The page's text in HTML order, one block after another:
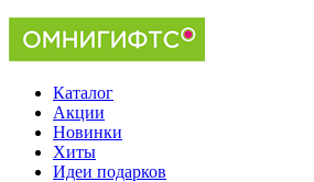
Каталог
Акции
Новинки
Хиты
Идеи подарков